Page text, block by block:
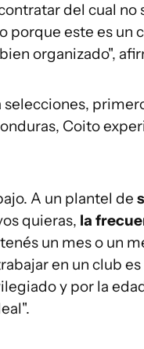
del cual no
este es un
organizado",
Coito
A un plantel de
quieras, la
un mes o un
en un club
y por la